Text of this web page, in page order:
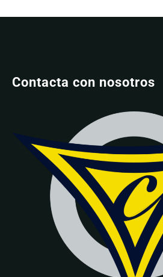
Contacta con nosotros